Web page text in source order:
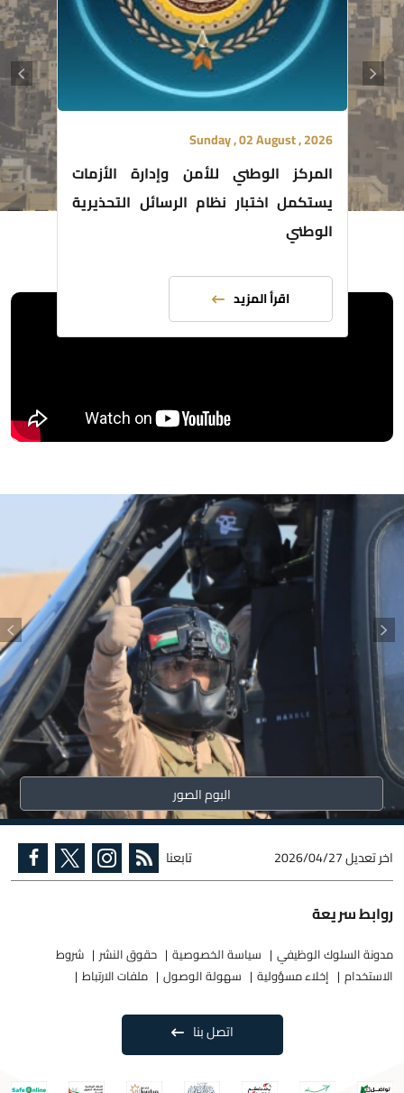
Sunday , 02 August , 2026
المركز الوطني للأمن وإدارة الأزمات
يستكمل اختبار نظام الرسائل التحذيرية
الوطني
فيديو توضيحي عن المركز
البوم الصور
اخر تعديل2026/04/27 تابعنا
روابط سريعة
مدونة السلوك الوظيفي
الاستخدام
إخلاء مسؤولية سهولة الوصول ملفات الارتباط